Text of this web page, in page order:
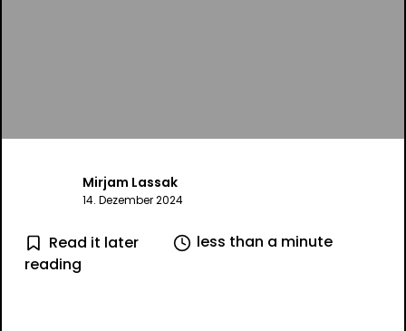
Mirjam Lassak
14. Dezember 2024
Read it later
less than a minute
reading